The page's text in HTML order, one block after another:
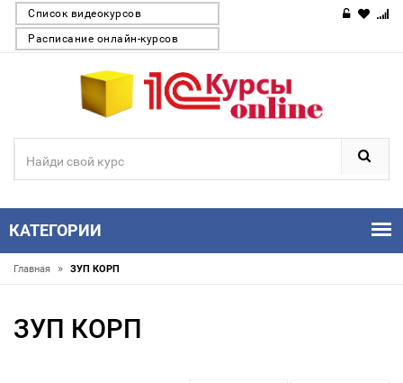
Список видеокурсов
Расписание онлайн-курсов
КАТЕГОРИИ
Главная » ЗУП КОРП
ЗУП КОРП